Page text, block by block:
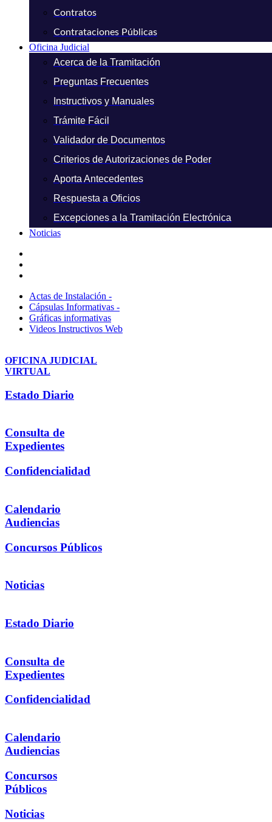
Contratos
Contrataciones Públicas
Oficina Judicial
Acerca de la Tramitación
Preguntas Frecuentes
Instructivos y Manuales
Trámite Fácil
Validador de Documentos
Criterios de Autorizaciones de Poder
Aporta Antecedentes
Respuesta a Oficios
Excepciones a la Tramitación Electrónica
Noticias
Actas de Instalación -
Cápsulas Informativas -
Gráficas informativas
Videos Instructivos Web
OFICINA JUDICIAL
VIRTUAL
Estado Diario
Consulta de
Expedientes
Confidencialidad
Calendario
Audiencias
Concursos Públicos
Noticias
Estado Diario
Consulta de
Expedientes
Confidencialidad
Calendario
Audiencias
Concursos
Públicos
Noticias